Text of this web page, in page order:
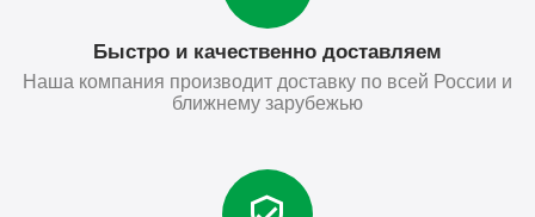
Быстро и качественно доставляем
Наша компания производит доставку по всей России и
ближнему зарубежью